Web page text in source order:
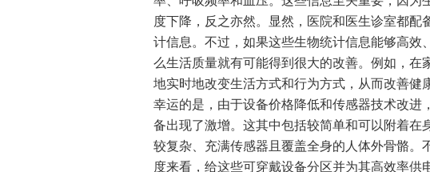
度下降，反之亦然。显然，医院和医生诊室都配
计信息。不过，如果这些生物统计信息能够高效
么生活质量就有可能得到很大的改善。例如，在
地实时地改变生活方式和行为方式，从而改善健
幸运的是，由于设备价格降低和传感器技术改进
备出现了激增。这其中包括较简单和可以附着在
较复杂、充满传感器且覆盖全身的人体外骨骼。
度来看，给这些可穿戴设备分区并为其高效率供